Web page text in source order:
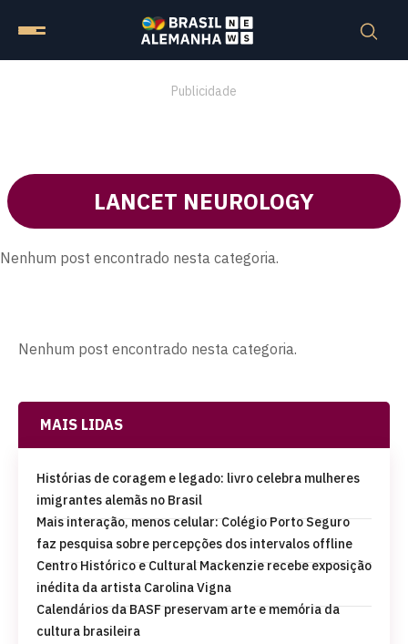
Publicidade
LANCET NEUROLOGY
Nenhum post encontrado nesta categoria.
Nenhum post encontrado nesta categoria.
MAIS LIDAS
Histórias de coragem e legado: livro celebra mulheres
imigrantes alemãs no Brasil
Mais interação, menos celular: Colégio Porto Seguro
faz pesquisa sobre percepções dos intervalos offline
Centro Histórico e Cultural Mackenzie recebe exposição
inédita da artista Carolina Vigna
Calendários da BASF preservam arte e memória da
cultura brasileira